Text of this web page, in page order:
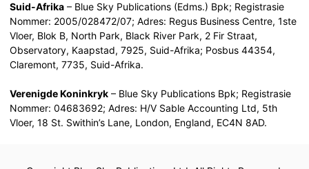
Suid-Afrika – Blue Sky Publications (Edms.) Bpk; Registrasie
Nommer: 2005/028472/07; Adres: Regus Business Centre, 1ste
Vloer, Blok B, North Park, Black River Park, 2 Fir Straat,
Observatory, Kaapstad, 7925, Suid-Afrika; Posbus 44354,
Claremont, 7735, Suid-Afrika.
Verenigde Koninkryk – Blue Sky Publications Bpk; Registrasie
Nommer: 04683692; Adres: H/V Sable Accounting Ltd, 5th
Vloer, 18 St. Swithin’s Lane, London, England, EC4N 8AD.